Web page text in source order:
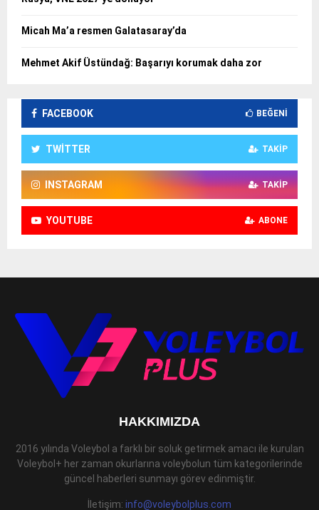
Micah Ma’a resmen Galatasaray’da
Mehmet Akif Üstündağ: Başarıyı korumak daha zor
FACEBOOK BEĞENI
TWITTER TAKIP
INSTAGRAM TAKIP
YOUTUBE ABONE
HAKKIMIZDA
2016 yılında Voleybol a farklı bir soluk getirmek amacı ile kurulan
Voleybol+ her zaman okurlarına voleybolun tüm kategorilerinde
güncel haberleri sunmayı görev edinmiştir.
İletişim: info@voleybolplus.com